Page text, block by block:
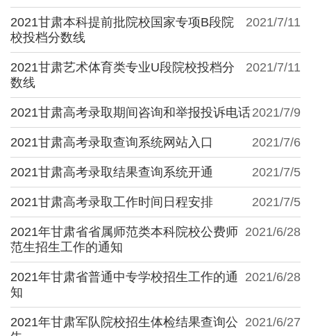
2021/7/11
2021甘肃本科提前批院校国家专项B段院
校投档分数线
2021/7/11
2021甘肃艺术体育类专业U段院校投档分
数线
2021/7/9
2021甘肃高考录取期间咨询和举报投诉电话
2021/7/6
2021甘肃高考录取查询系统网站入口
2021/7/5
2021甘肃高考录取结果查询系统开通
2021/7/5
2021甘肃高考录取工作时间日程安排
2021/6/28
2021年甘肃省省属师范类本科院校公费师
范生招生工作的通知
2021/6/28
2021年甘肃省普通中专学校招生工作的通
知
2021/6/27
2021年甘肃军队院校招生体检结果查询公